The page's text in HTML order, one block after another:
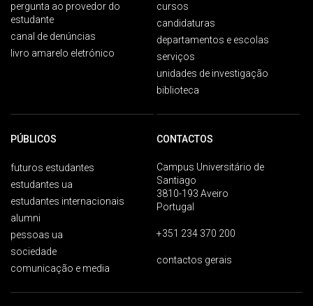
pergunta ao provedor do
estudante
canal de denúncias
livro amarelo eletrónico
cursos
candidaturas
departamentos e escolas
serviços
unidades de investigação
biblioteca
PÚBLICOS
futuros estudantes
estudantes ua
estudantes internacionais
alumni
pessoas ua
sociedade
comunicação e media
CONTACTOS
Campus Universitário de
Santiago
3810-193 Aveiro
Portugal
+351 234 370 200
contactos gerais